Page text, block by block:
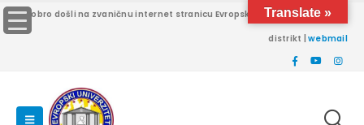
Dobro došli na zvaničnu internet stranicu Evropskog univerziteta Brčko
distrikt |webmail
Translate »